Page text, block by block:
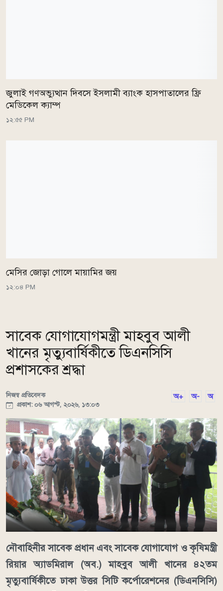
জুলাই গণঅভ্যুত্থান দিবসে ইসলামী ব্যাংক হাসপাতালের ফ্রি
মেডিকেল ক্যাম্প
১২:৫৫ PM
মেসির জোড়া গোলে মায়ামির জয়
১২:০৪ PM
সাবেক যোগাযোগমন্ত্রী মাহবুব আলী
খানের মৃত্যুবার্ষিকীতে ডিএনসিসি
প্রশাসকের শ্রদ্ধা
নিজস্ব প্রতিবেদক
প্রকাশ: ০৬ আগস্ট, ২০২৬, ১৩:০৩
অ+ অ- অ
নৌবাহিনীর সাবেক প্রধান এবং সাবেক যোগাযোগ ও কৃষিমন্ত্রী
রিয়ার অ্যাডমিরাল (অব.) মাহবুব আলী খানের ৪২তম
মৃত্যুবার্ষিকীতে ঢাকা উত্তর সিটি কর্পোরেশনের (ডিএনসিসি)